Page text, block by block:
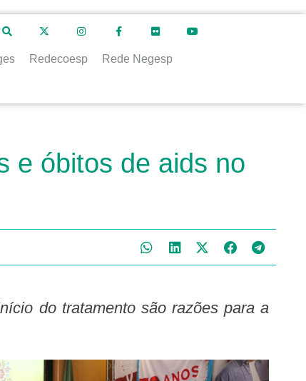
Redecoesp Rede Negesp
e óbitos de aids no